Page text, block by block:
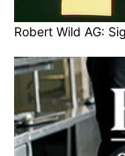
Robert Wild AG: